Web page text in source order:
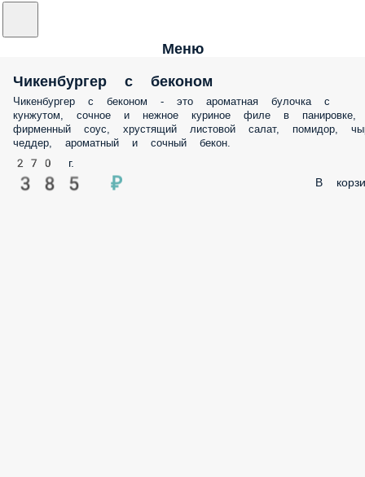
Меню
Чикенбургер с беконом
Чикенбургер с беконом - это ароматная булочка с
кунжутом, сочное и нежное куриное филе в панировке,
фирменный соус, хрустящий листовой салат, помидор,
чеддер, ароматный и сочный бекон.
270 г.
385 ₽ В